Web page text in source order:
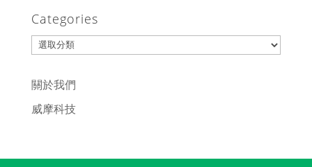
Categories
Categories
關於我們
威摩科技